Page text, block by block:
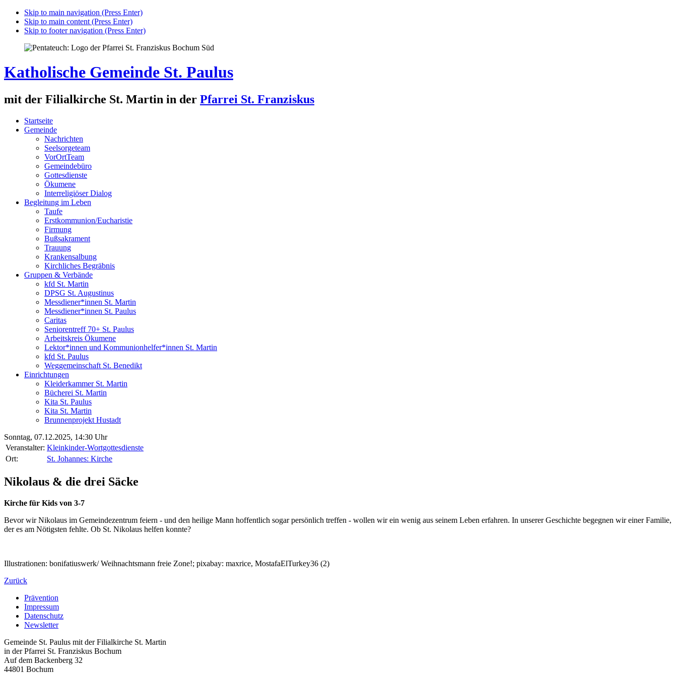
Skip to main navigation (Press Enter)
Skip to main content (Press Enter)
Skip to footer navigation (Press Enter)
Katholische Gemeinde St. Paulus
mit der Filialkirche St. Martin in der Pfarrei St. Franziskus
Startseite
Gemeinde
Nachrichten
Seelsorgeteam
VorOrtTeam
Gemeindebüro
Gottesdienste
Ökumene
Interreligiöser Dialog
Begleitung im Leben
Taufe
Erstkommunion/Eucharistie
Firmung
Bußsakrament
Trauung
Krankensalbung
Kirchliches Begräbnis
Gruppen & Verbände
kfd St. Martin
DPSG St. Augustinus
Messdiener*innen St. Martin
Messdiener*innen St. Paulus
Caritas
Seniorentreff 70+ St. Paulus
Arbeitskreis Ökumene
Lektor*innen und Kommunionhelfer*innen St. Martin
kfd St. Paulus
Weggemeinschaft St. Benedikt
Einrichtungen
Kleiderkammer St. Martin
Bücherei St. Martin
Kita St. Paulus
Kita St. Martin
Brunnenprojekt Hustadt
Sonntag, 07.12.2025, 14:30 Uhr
Veranstalter: Kleinkinder-Wortgottesdienste
Ort:
St. Johannes: Kirche
Nikolaus & die drei Säcke
Kirche für Kids von 3-7
Bevor wir Nikolaus im Gemeindezentrum feiern - und den heilige Mann hoffentlich sogar persönlich treffen - wollen wir ein wenig aus seinem Leben erfahren. In unserer Geschichte begegnen wir einer Familie,
der es am Nötigsten fehlte. Ob St. Nikolaus helfen konnte?
Illustrationen: bonifatiuswerk/ Weihnachtsmann freie Zone!; pixabay: maxrice, MostafaElTurkey36 (2)
Zurück
Prävention
Impressum
Datenschutz
Newsletter
Gemeinde St. Paulus mit der Filialkirche St. Martin
in der Pfarrei St. Franziskus Bochum
Auf dem Backenberg 32
44801 Bochum